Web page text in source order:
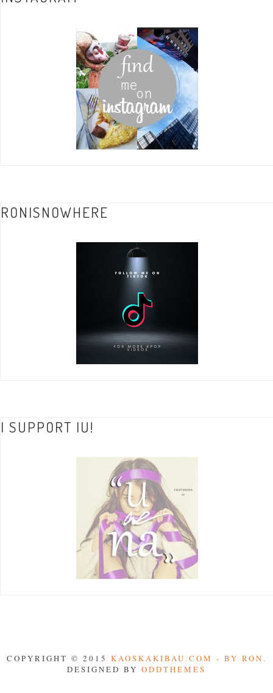
RONISNOWHERE
I SUPPORT IU!
COPYRIGHT © 2015 KAOSKAKIBAU.COM - BY RON.
DESIGNED BY ODDTHEMES